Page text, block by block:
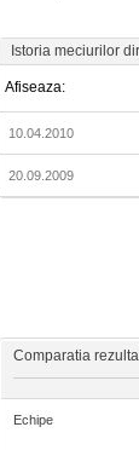
Istoria meciurilor
Afiseaza:
10.04.2010
20.09.2009
Comparatia
Echipe